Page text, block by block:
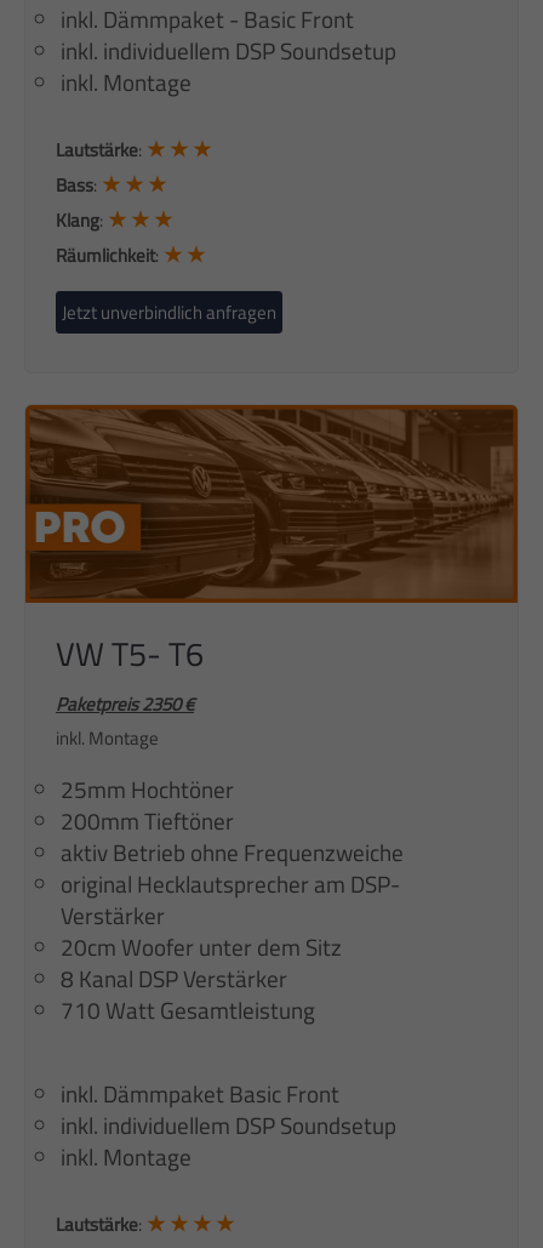
inkl. Dämmpaket - Basic Front
inkl. individuellem DSP Soundsetup
inkl. Montage
Lautstärke: ★ ★ ★
Bass: ★ ★ ★
Klang: ★ ★ ★
Räumlichkeit: ★ ★
Jetzt unverbindlich anfragen
VW T5- T6
Paketpreis 2350 €
inkl. Montage
25mm Hochtöner
200mm Tieftöner
aktiv Betrieb ohne Frequenzweiche
original Hecklautsprecher am DSP-
Verstärker
20cm Woofer unter dem Sitz
8 Kanal DSP Verstärker
710 Watt Gesamtleistung
inkl. Dämmpaket Basic Front
inkl. individuellem DSP Soundsetup
inkl. Montage
Lautstärke: ★ ★ ★ ★